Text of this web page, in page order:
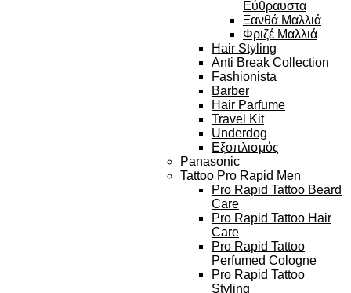
Εύθραυστα
Ξανθά Μαλλιά
Φριζέ Μαλλιά
Hair Styling
Anti Break Collection
Fashionista
Barber
Hair Parfume
Travel Kit
Underdog
Εξοπλισμός
Panasonic
Tattoo Pro Rapid Men
Pro Rapid Tattoo Beard
Care
Pro Rapid Tattoo Hair
Care
Pro Rapid Tattoo
Perfumed Cologne
Pro Rapid Tattoo
Styling